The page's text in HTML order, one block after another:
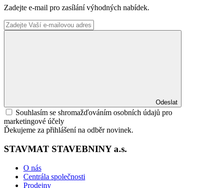
Zadejte e-mail pro zasílání výhodných nabídek.
Odeslat
Souhlasím se shromažďováním osobních údajů pro
marketingové účely
Ďekujeme za přihlášení na odběr novinek.
STAVMAT STAVEBNINY a.s.
O nás
Centrála společnosti
Prodejny